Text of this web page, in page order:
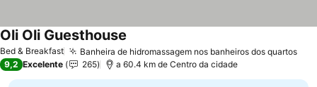
Bed & Breakfast Banheira de hidromassagem nos banheiros dos quartos
Oli Oli Guesthouse
9,2 Excelente 265 a 60.4 km de Centro da cidade